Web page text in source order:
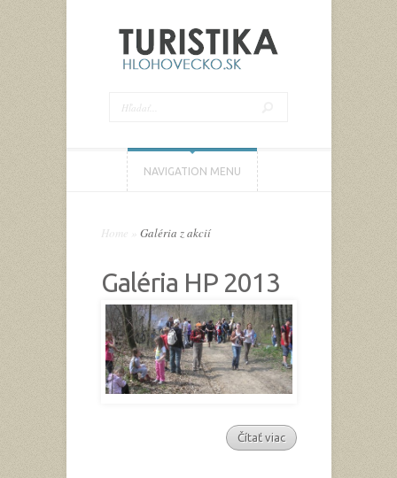
NAVIGATION MENU
Home Galéria z akcií
Galéria HP 2013
Čítať viac